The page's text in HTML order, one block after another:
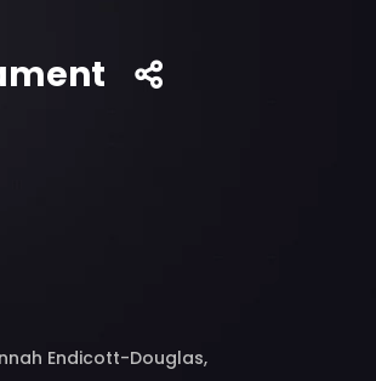
Endicott-Douglas,